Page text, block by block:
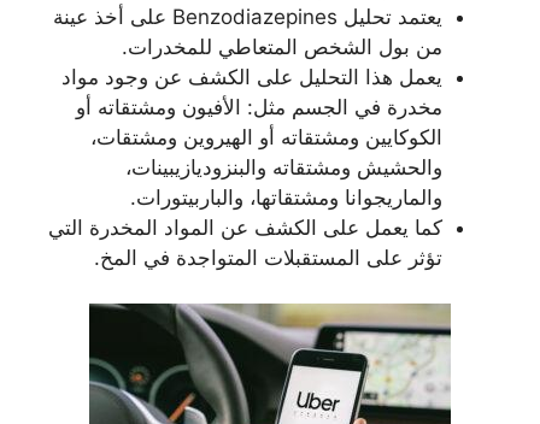
يعتمد تحليل Benzodiazepines على أخذ عينة
من بول الشخص المتعاطي للمخدرات.
يعمل هذا التحليل على الكشف عن وجود مواد
مخدرة في الجسم مثل: الأفيون ومشتقاته أو
الكوكايين ومشتقاته أو الهيروين ومشتقات،
والحشيش ومشتقاته والبنزوديازيبينات،
والماريجوانا ومشتقاتها، والباربيتورات.
كما يعمل على الكشف عن المواد المخدرة التي
تؤثر على المستقبلات المتواجدة في المخ.